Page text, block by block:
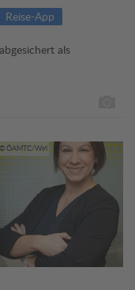
Reise-App
als
© ÖAMTC/Wirl